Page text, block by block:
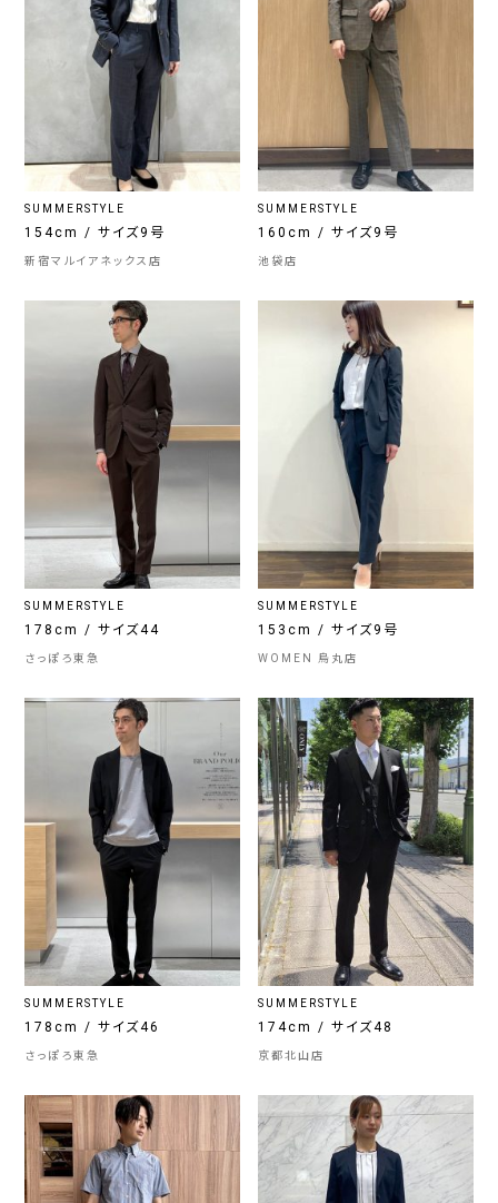
SUMMERSTYLE
154cm / サイズ9号
新宿マルイアネックス店
SUMMERSTYLE
160cm / サイズ9号
池袋店
SUMMERSTYLE
178cm / サイズ44
さっぽろ東急
SUMMERSTYLE
153cm / サイズ9号
WOMEN 烏丸店
SUMMERSTYLE
178cm / サイズ46
さっぽろ東急
SUMMERSTYLE
174cm / サイズ48
京都北山店